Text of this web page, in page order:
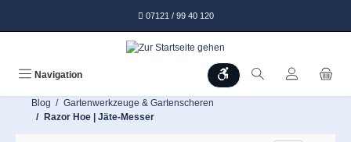
07121 / 99 40 120
Navigation Werkzeugleiste anzeigen
Blog
Gartenwerkzeuge & Gartenscheren
Razor Hoe | Jäte-Messer